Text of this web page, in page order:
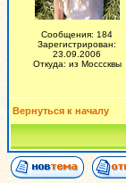
Сообщения: 184
Зарегистрирован:
23.09.2006
Откуда: из Мосссквы
Вернуться к началу